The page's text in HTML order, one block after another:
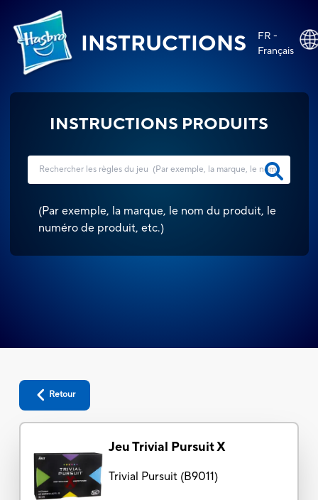
INSTRUCTIONS
FR -
Français
INSTRUCTIONS PRODUITS
(Par exemple, la marque, le nom du produit, le
numéro de produit, etc.)
Retour
Jeu Trivial Pursuit X
Trivial Pursuit(B9011)